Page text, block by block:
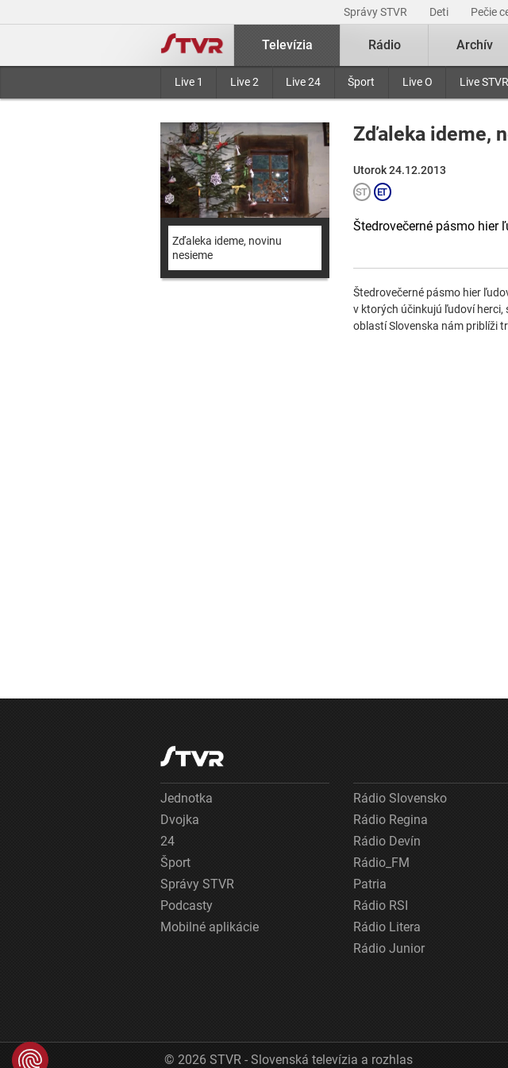
Správy STVR Deti Pečie
Televízia
Live 1 Live 2 Live 24 Šport Live O Live STVR
Rádio Archív
Zďaleka ideme, novinu
nesieme
Zďaleka ideme,
Utorok 24.12.2013
Štedrovečerné pásmo hier
Štedrovečerné pásmo hier
v ktorých účinkujú ľudoví herci,
oblastí Slovenska nám priblíži
Jednotka
Dvojka
24
Šport
Správy STVR
Podcasty
Mobilné aplikácie
Rádio Slovensko
Rádio Regina
Rádio Devín
Rádio_FM
Patria
Rádio RSI
Rádio Litera
Rádio Junior
© 2026 STVR - Slovenská televízia a rozhlas